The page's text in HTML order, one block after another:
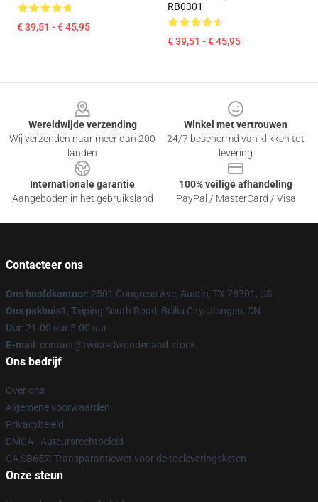
€ 39,51 - € 45,95
RB0301
€ 39,51 - € 45,95
Wereldwijde verzending
Wij verzenden naar meer dan 200
landen
Winkel met vertrouwen
24/7 beschermd van klikken tot
levering
Internationale garantie
Aangeboden in het gebruiksland
100% veilige afhandeling
PayPal / MasterCard / Visa
Contacteer ons
Ons hoofdkantoor: 2501 Congress Ave, Austin, TX 78701, US
Ons pakhuis1, Taiping South Road, Beiliu City, Jiangsu, CN
Uur: 21.00 uur 5.00 uur
E-mail : contact@twistedwonderland.store
Ons bedrijf
Over ons
Algemene voorwaarden
Privacybeleid
DMCA - Auteursrechtbeleid
CA SB657: Transparantiewet voor de toeleveringsketen
Onze steun